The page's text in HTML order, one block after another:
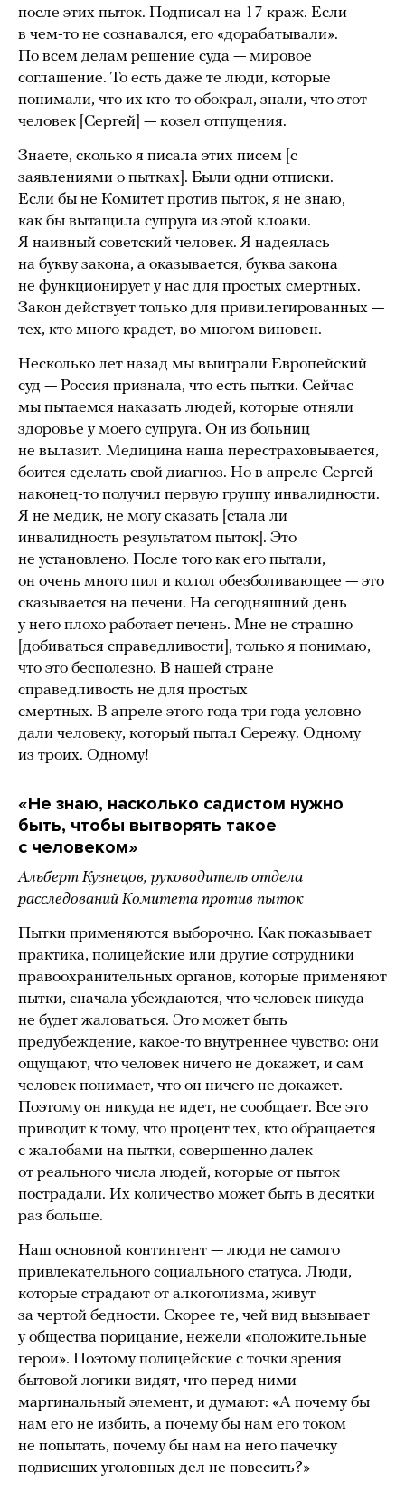
после этих пыток. Подписал на 17 краж. Если
в чем-то не сознавался, его «дорабатывали».
По всем делам решение суда — мировое
соглашение. То есть даже те люди, которые
понимали, что их кто-то обокрал, знали, что этот
человек [Сергей] — козел отпущения.
Знаете, сколько я писала этих писем [с
заявлениями о пытках]. Были одни отписки.
Если бы не Комитет против пыток, я не знаю,
как бы вытащила супруга из этой клоаки.
Я наивный советский человек. Я надеялась
на букву закона, а оказывается, буква закона
не функционирует у нас для простых смертных.
Закон действует только для привилегированных —
тех, кто много крадет, во многом виновен.
Несколько лет назад мы выиграли Европейский
суд — Россия признала, что есть пытки. Сейчас
мы пытаемся наказать людей, которые отняли
здоровье у моего супруга. Он из больниц
не вылазит. Медицина наша перестраховывается,
боится сделать свой диагноз. Но в апреле Сергей
наконец-то получил первую группу инвалидности.
Я не медик, не могу сказать [стала ли
инвалидность результатом пыток]. Это
не установлено. После того как его пытали,
он очень много пил и колол обезболивающее — это
сказывается на печени. На сегодняшний день
у него плохо работает печень. Мне не страшно
[добиваться справедливости], только я понимаю,
что это бесполезно. В нашей стране
справедливость не для простых
смертных. В апреле этого года три года условно
дали человеку, который пытал Сережу. Одному
из троих. Одному!
«Не знаю, насколько садистом нужно
быть, чтобы вытворять такое
с человеком»
Альберт Кузнецов, руководитель отдела
расследований Комитета против пыток
Пытки применяются выборочно. Как показывает
практика, полицейские или другие сотрудники
правоохранительных органов, которые применяют
пытки, сначала убеждаются, что человек никуда
не будет жаловаться. Это может быть
предубеждение, какое-то внутреннее чувство: они
ощущают, что человек ничего не докажет, и сам
человек понимает, что он ничего не докажет.
Поэтому он никуда не идет, не сообщает. Все это
приводит к тому, что процент тех, кто обращается
с жалобами на пытки, совершенно далек
от реального числа людей, которые от пыток
пострадали. Их количество может быть в десятки
раз больше.
Наш основной контингент — люди не самого
привлекательного социального статуса. Люди,
которые страдают от алкоголизма, живут
за чертой бедности. Скорее те, чей вид вызывает
у общества порицание, нежели «положительные
герои». Поэтому полицейские с точки зрения
бытовой логики видят, что перед ними
маргинальный элемент, и думают: «А почему бы
нам его не избить, а почему бы нам его током
не попытать, почему бы нам на него пачечку
подвисших уголовных дел не повесить?»